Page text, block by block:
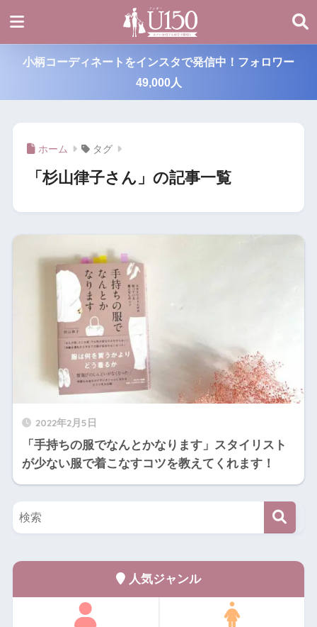
小柄コーディネートをインスタで発信中！フォロワー
49,000人
ホーム タグ
「杉山律子さん」の記事一覧
2022年2月5日
「手持ちの服でなんとかなります」スタイリスト
が少ない服で着こなすコツを教えてくれます！
人気ジャンル